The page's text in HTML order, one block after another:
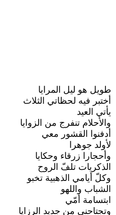
طويل هو ليل المرايا
أختبر فيه لحظاتي الثلاث
يأتي العيد
والأحلام تنفرج من الزوايا
أدفنوا القشور معي
لأولد جوهرا
وأحجارا زرقاء وحكايا
الذكريات تلفّ الروح
وكلّ أيامي الذهبية تخبو
الشباب واللهو
ابتسامة أمّي
وتجتاحني من جديد الرزايا